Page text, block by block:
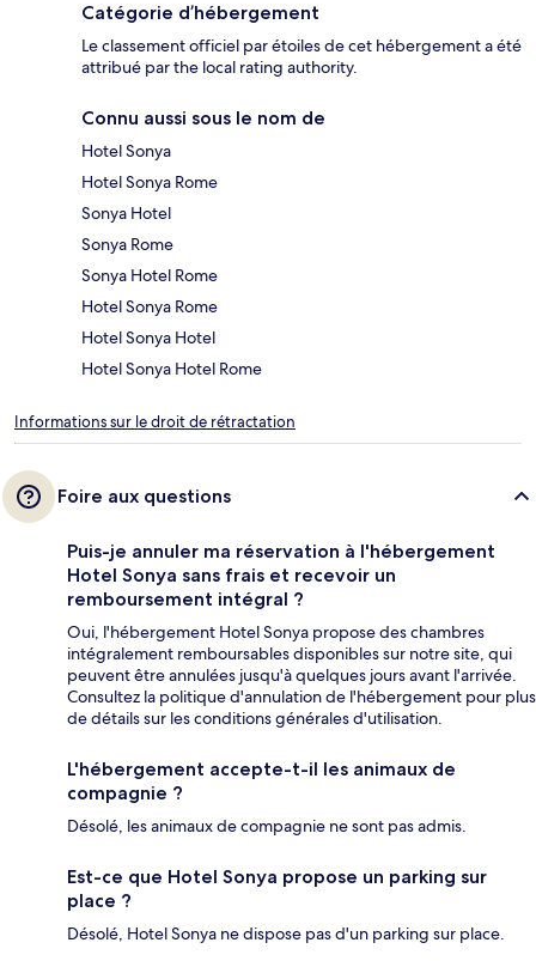
Catégorie d’hébergement
Le classement officiel par étoiles de cet hébergement a été
attribué par the local rating authority.
Connu aussi sous le nom de
Hotel Sonya
Hotel Sonya Rome
Sonya Hotel
Sonya Rome
Sonya Hotel Rome
Hotel Sonya Rome
Hotel Sonya Hotel
Hotel Sonya Hotel Rome
Informations sur le droit de rétractation
Foire aux questions
Puis-je annuler ma réservation à l'hébergement
Hotel Sonya sans frais et recevoir un
remboursement intégral ?
Oui, l'hébergement Hotel Sonya propose des chambres
intégralement remboursables disponibles sur notre site, qui
peuvent être annulées jusqu'à quelques jours avant l'arrivée.
Consultez la politique d'annulation de l'hébergement pour plus
de détails sur les conditions générales d'utilisation.
L'hébergement accepte-t-il les animaux de
compagnie ?
Désolé, les animaux de compagnie ne sont pas admis.
Est-ce que Hotel Sonya propose un parking sur
place ?
Désolé, Hotel Sonya ne dispose pas d'un parking sur place.